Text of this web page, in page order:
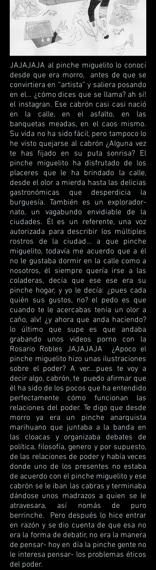
JAJAJAJA al pinche miguelito lo conocí
desde que era morro, antes de que se
convirtiera en “artista” y saliera posando
en el… ¿cómo dices que se llama? ah sí!
el instagran. Ese cabrón casi casi nació
en la calle, en el asfalto, en las
banquetas meadas, en el caos mismo.
Su vida no ha sido fácil, pero tampoco lo
he visto quejarse al cabrón ¿Alguna vez
te has fijado en su puta sonrisa? El
pinche miguelito ha disfrutado de los
placeres que le ha brindado la calle,
desde el olor a mierda hasta las delicias
gastronómicas que desperdicia la
burguesía. También es un explorador-
nato, un vagabundo envidiable de la
ciudades. Él es un referente, una voz
autorizada para describir los múltiples
rostros de la ciudad… a que pinche
miguelito, todavía me acuerdo que a él
no le gustaba dormir en la calle como a
nosotros, él siempre quería irse a las
coladeras, decía que ese ese era su
pinche hogar, y yo le decía: ¿pues cada
quién sus gustos, no? el pedo es que
cuando te le acercabas tenía un olor a
caño, alv! ¿y ahora que anda haciendo?
lo último que supe es que andaba
grabando unos videos porno con la
Rosario Robles JAJAJAJA ¿Apoco el
pinche miguelito hizo unas ilustraciones
sobre el poder? A ver….pues te voy a
decir algo, cabrón, te puedo afirmar que
él ha sido de los pocos que ha entendido
perfectamente cómo funcionan las
relaciones del poder. Te digo que desde
morro ya era un pinche anarquista
marihuano que juntaba a la banda en
las cloacas y organizaba debates de
política, filosofía, genero y por supuesto,
de las relaciones de poder y había veces
donde uno de los presentes no estaba
de acuerdo con el pinche miguelito y ese
cabrón se le iban las cabras y terminaba
dándose unos madrazos a quien se le
atravesara, así nomás de puro
berrinche. Pero después lo hice entrar
en razón y se dio cuenta de que esa no
era la forma de debatir, no era la manera
de pensar- hoy en día la pinche gente no
le interesa pensar- los problemas éticos
del poder.